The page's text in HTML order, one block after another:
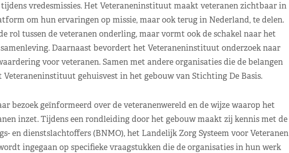
vredesmissies. Het Veteraneninstituut maakt veteranen zichtbaar in
om hun ervaringen op missie, maar ook terug in Nederland, te delen.
rol tussen de veteranen onderling, maar vormt ook de schakel naar het
Daarnaast bevordert het Veteraneninstituut onderzoek naar
voor veteranen. Samen met andere organisaties die de belangen
gehuisvest in het gebouw van Stichting De Basis.
bezoek geïnformeerd over de veteranenwereld en de wijze waarop het
inzet. Tijdens een rondleiding door het gebouw maakt zij kennis met de
en dienstslachtoffers (BNMO), het Landelijk Zorg Systeem voor Veteranen
ingegaan op specifieke vraagstukken die de organisaties in hun werk